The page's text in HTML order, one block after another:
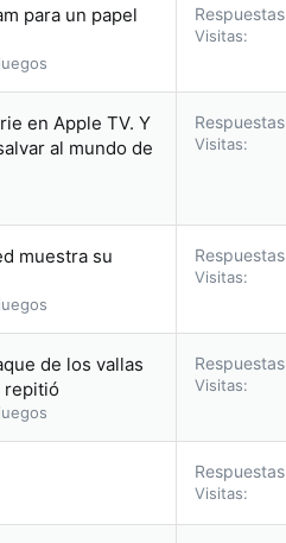
para un papel
Respuestas
Visitas
en Apple TV. Y
al mundo de
Respuestas
Visitas
muestra su
Respuestas
Visitas
de los vallas
repitió
Respuestas
Visitas
Respuestas
Visitas